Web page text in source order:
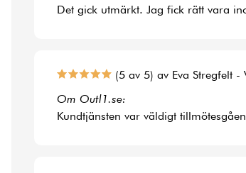
Det gick utmärkt. Jag fick rätt vara
(5 av 5) av Eva Stregfelt
Om Outl1.se:
Kundtjänsten var väldigt